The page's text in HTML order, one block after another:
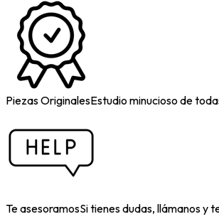
Piezas OriginalesEstudio minucioso de
Te asesoramosSi tienes dudas, llámanos y